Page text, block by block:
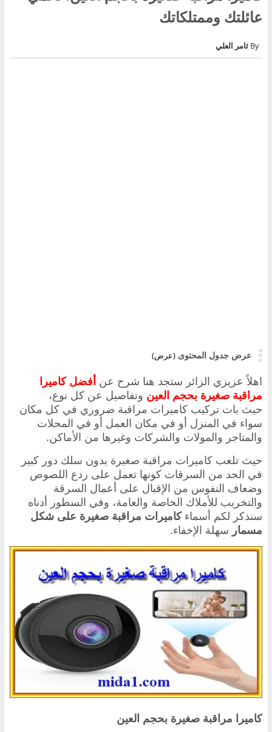
عائلتك وممتلكاتك
ثامر العلي
عرض جدول المحتوى (عرض)
اهلاً عزيزي الزائر ستجد هنا شرح عن أفضل كاميرا
مراقبة صغيرة بحجم العين وتفاصيل عن كل نوع،
حيث بات تركيب كاميرات مراقبة ضروري في كل مكان
سواء في المنزل أو في مكان العمل أو في المحلات
والمتاجر والمولات والشركات وغيرها من الأماكن.
حيث تلعب كاميرات مراقبة صغيرة بدون سلك دور كبير
في الحد من السرقات كونها تعمل على ردع اللصوص
وضعاف النفوس من الإقبال على أعمال السرقة
والتخريب للأملاك الخاصة والعامة، وفي السطور أدناه
سنذكر لكم أسماءكاميرات مراقبة صغيرة على شكل
مسمار سهلة الإخفاء.
كاميرا مراقبة صغيرة بحجم العين